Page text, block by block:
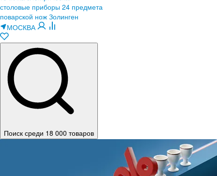
столовые приборы 24 предмета
поварской нож Золинген
МОСКВА
Поиск среди 18 000 товаров